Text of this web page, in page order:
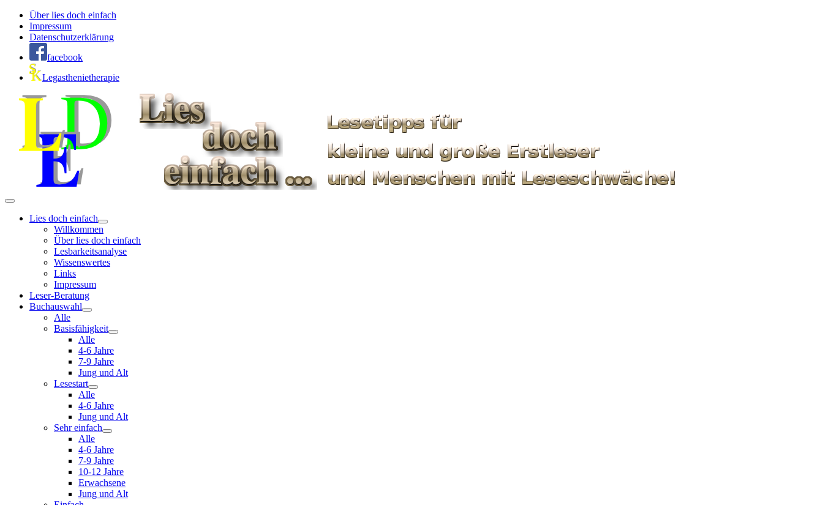
Über lies doch einfach
Impressum
Datenschutzerklärung
facebook
Legasthenietherapie
Lies doch einfach
Willkommen
Über lies doch einfach
Lesbarkeitsanalyse
Wissenswertes
Links
Impressum
Leser-Beratung
Buchauswahl
Alle
Basisfähigkeit
Alle
4-6 Jahre
7-9 Jahre
Jung und Alt
Lesestart
Alle
4-6 Jahre
Jung und Alt
Sehr einfach
Alle
4-6 Jahre
7-9 Jahre
10-12 Jahre
Erwachsene
Jung und Alt